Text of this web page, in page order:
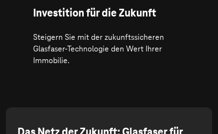
Investition für die Zukunft
Steigern Sie mit der zukunftssicheren
Glasfaser-Technologie den Wert Ihrer
Immobilie.